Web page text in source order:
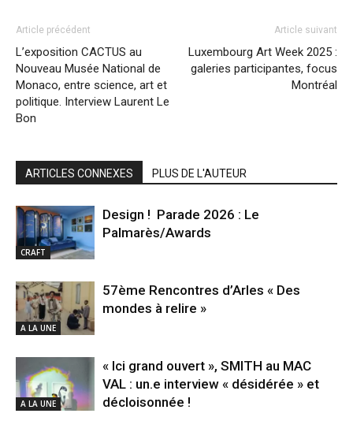
Article précédent
L’exposition CACTUS au
Nouveau Musée National de
Monaco, entre science, art et
politique. Interview Laurent Le
Bon
Article suivant
Luxembourg Art Week 2025 :
galeries participantes, focus
Montréal
ARTICLES CONNEXES PLUS DE L'AUTEUR
CRAFT
Design ! Parade 2026 : Le
Palmarès/Awards
A LA UNE
57ème Rencontres d’Arles « Des
mondes à relire »
A LA UNE
« Ici grand ouvert », SMITH au MAC
VAL : un.e interview « désidérée » et
décloisonnée !